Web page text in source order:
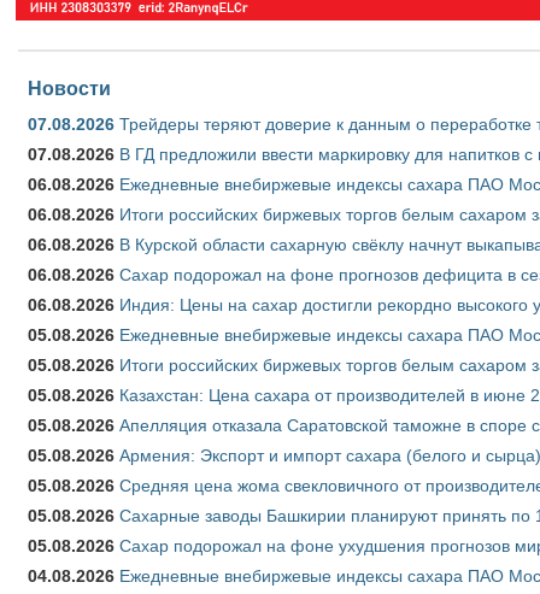
Новости
07.08.2026 Трейдеры теряют доверие к данным о переработке
07.08.2026 В ГД предложили ввести маркировку для напитков
06.08.2026 Ежедневные внебиржевые индексы сахара ПАО
06.08.2026 Итоги российских биржевых торгов белым сахаром
06.08.2026 В Курской области сахарную свёклу начнут
06.08.2026 Сахар подорожал на фоне прогнозов дефицита в
06.08.2026 Индия: Цены на сахар достигли рекордно высокого
05.08.2026 Ежедневные внебиржевые индексы сахара ПАО
05.08.2026 Итоги российских биржевых торгов белым сахаром
05.08.2026 Казахстан: Цена сахара от производителей в июне
05.08.2026 Апелляция отказала Саратовской таможне в
05.08.2026 Армения: Экспорт и импорт сахара (белого и
05.08.2026 Средняя цена жома свекловичного от
05.08.2026 Сахарные заводы Башкирии планируют принять по
05.08.2026 Сахар подорожал на фоне ухудшения прогнозов
04.08.2026 Ежедневные внебиржевые индексы сахара ПАО